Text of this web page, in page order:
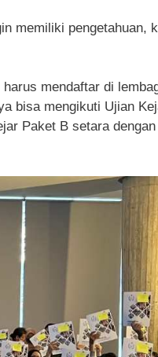
memiliki pengetahuan,
mendaftar di
bisa mengikuti Ujian
Paket B setara